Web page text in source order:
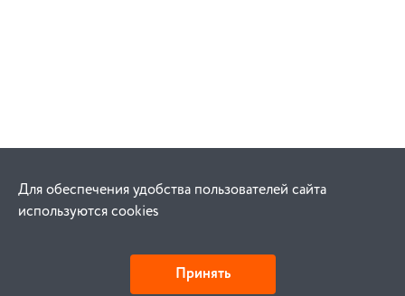
Для обеспечения удобства пользователей сайта
используются cookies
Принять